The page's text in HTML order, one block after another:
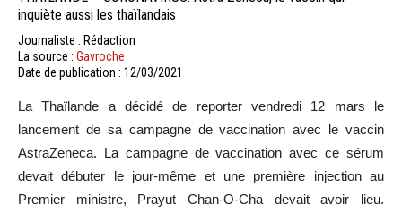
inquiète aussi les thaïlandais
Journaliste : Rédaction
La source : Gavroche
Date de publication : 12/03/2021
La Thaïlande a décidé de reporter vendredi 12 mars le
lancement de sa campagne de vaccination avec le vaccin
AstraZeneca. La campagne de vaccination avec ce sérum
devait débuter le jour-même et une première injection au
Premier ministre, Prayut Chan-O-Cha devait avoir lieu.